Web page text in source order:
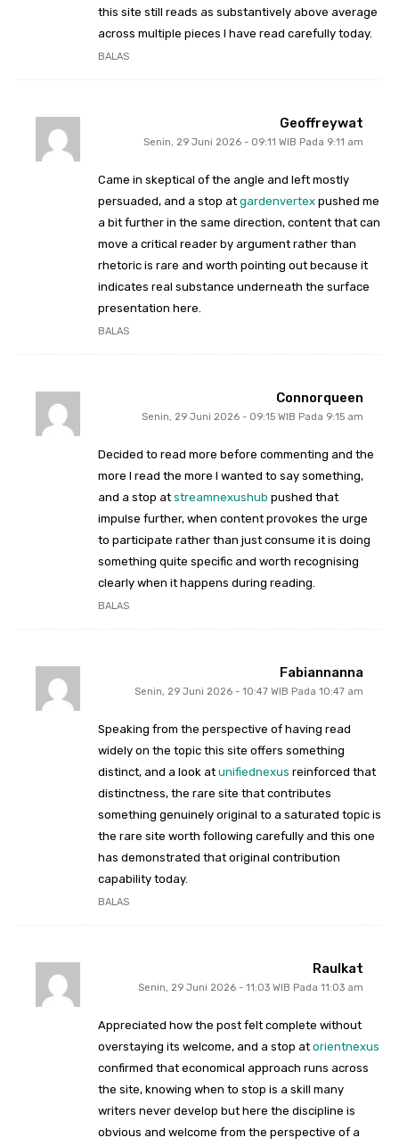
this site still reads as substantively above average
across multiple pieces I have read carefully today.
BALAS
Geoffreywat
Senin, 29 Juni 2026 - 09:11 WIB Pada 9:11 am
Came in skeptical of the angle and left mostly
persuaded, and a stop at gardenvertex pushed me
a bit further in the same direction, content that can
move a critical reader by argument rather than
rhetoric is rare and worth pointing out because it
indicates real substance underneath the surface
presentation here.
BALAS
Connorqueen
Senin, 29 Juni 2026 - 09:15 WIB Pada 9:15 am
Decided to read more before commenting and the
more I read the more I wanted to say something,
and a stop at streamnexushub pushed that
impulse further, when content provokes the urge
to participate rather than just consume it is doing
something quite specific and worth recognising
clearly when it happens during reading.
BALAS
Fabiannanna
Senin, 29 Juni 2026 - 10:47 WIB Pada 10:47 am
Speaking from the perspective of having read
widely on the topic this site offers something
distinct, and a look at unifiednexus reinforced that
distinctness, the rare site that contributes
something genuinely original to a saturated topic is
the rare site worth following carefully and this one
has demonstrated that original contribution
capability today.
BALAS
Raulkat
Senin, 29 Juni 2026 - 11:03 WIB Pada 11:03 am
Appreciated how the post felt complete without
overstaying its welcome, and a stop at orientnexus
confirmed that economical approach runs across
the site, knowing when to stop is a skill many
writers never develop but here the discipline is
obvious and welcome from the perspective of a